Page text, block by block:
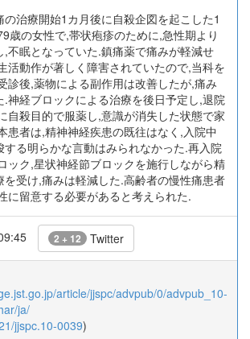
治療開始1カ月後に自殺企図を起こした1
歳の女性で,帯状疱疹のために,急性期より
,不眠となっていた.鎮痛薬で痛みが軽減せ
活動作が著しく障害されていたので,当科を
診後,薬物による副作用は改善したが,痛み
.神経ブロックによる治療を後日予定し,退院
自殺目的で服薬し,意識が消失した状態で家
患者は,精神神経疾患の既往はなく,入院中
する明らかな言動はみられなかった.再入院
ック,星状神経節ブロックを施行しながら精
を受け,痛みは軽減した.高齢者の慢性痛患者
に留意する必要があると考えられた.
2 + 12 Twitter
article/jjspc/advpub/0/advpub_10-
ja/
jjspc.10-0039)